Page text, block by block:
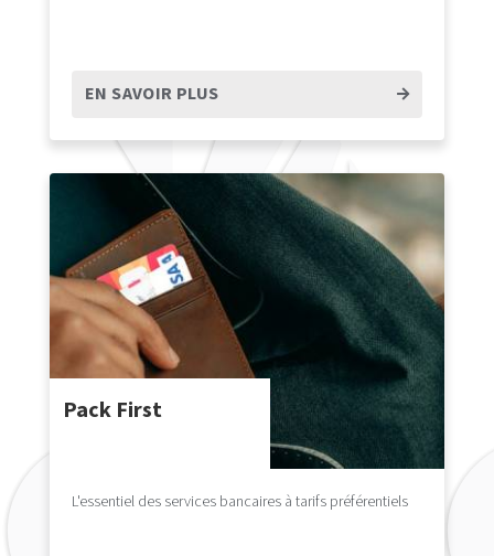
EN SAVOIR PLUS
Pack First
L'essentiel des services bancaires à tarifs préférentiels